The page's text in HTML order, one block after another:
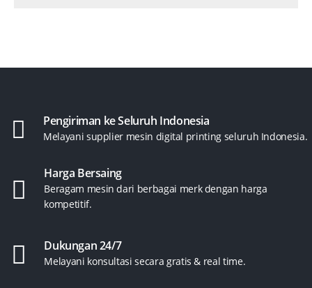
Pengiriman ke Seluruh Indonesia
Melayani supplier mesin digital printing seluruh Indonesia.
Harga Bersaing
Beragam mesin dari berbagai merk dengan harga
kompetitif.
Dukungan 24/7
Melayani konsultasi secara gratis & real time.